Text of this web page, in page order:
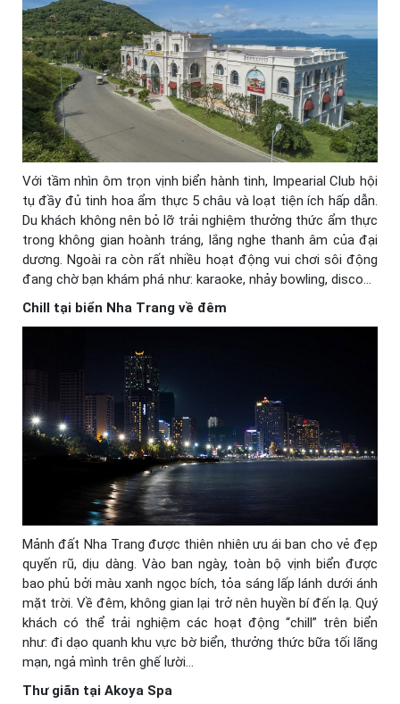
Với tầm nhìn ôm trọn vịnh biển hành tinh, Impearial Club hội
tụ đầy đủ tinh hoa ẩm thực 5 châu và loạt tiện ích hấp dẫn.
Du khách không nên bỏ lỡ trải nghiệm thưởng thức ẩm thực
trong không gian hoành tráng, lắng nghe thanh âm của đại
dương. Ngoài ra còn rất nhiều hoạt động vui chơi sôi động
đang chờ bạn khám phá như: karaoke, nhảy bowling, disco…
Chill tại biển Nha Trang về đêm
Mảnh đất Nha Trang được thiên nhiên ưu ái ban cho vẻ đẹp
quyến rũ, dịu dàng. Vào ban ngày, toàn bộ vịnh biển được
bao phủ bởi màu xanh ngọc bích, tỏa sáng lấp lánh dưới ánh
mặt trời. Về đêm, không gian lại trở nên huyền bí đến lạ. Quý
khách có thể trải nghiệm các hoạt động “chill” trên biển
như: đi dạo quanh khu vực bờ biển, thưởng thức bữa tối lãng
mạn, ngả mình trên ghế lười…
Thư giãn tại Akoya Spa